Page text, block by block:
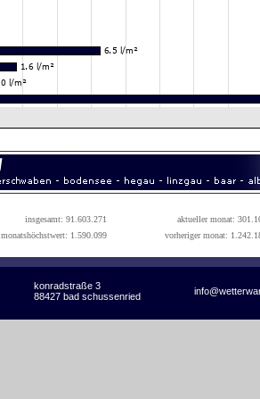
insgesamt: 91.603.271
aktueller monat:
monatshöchstwert: 1.590.099
vorheriger monat:
konradstraße 3
88427 bad schussenried